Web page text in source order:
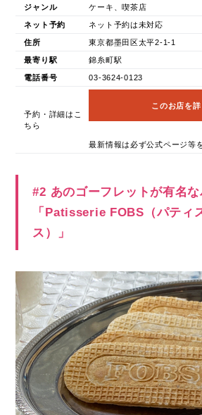
ジャンル ケーキ、喫茶店
ネット予約 ネット予約は未対応
住所 東京都墨田区太平2-1-1
最寄り駅 錦糸町駅
電話番号 03-3624-0123
予約・詳細はこ
ちら
このお店を
最新情報は必ず公式ページ等
#2 あのゴーフレットが有名
「Patisserie FOBS（パティ
ス）」